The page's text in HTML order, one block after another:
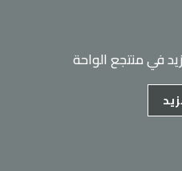
في منتجع الواحة